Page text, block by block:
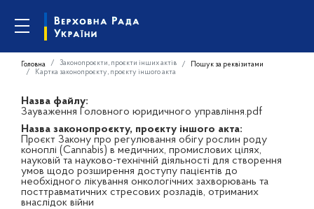
Головна Законопроєкти, проєкти інших актів
Пошук за реквізитами
Картка законопроєкту, проєкту іншого акта
Назва файлу:
Зауваження Головного юридичного управління.pdf
Назва законопроєкту, проєкту іншого акта:
Проєкт Закону про регулювання обігу рослин роду
коноплі (Cannabis) в медичних, промислових цілях,
науковій та науково-технічній діяльності для створення
умов щодо розширення доступу пацієнтів до
необхідного лікування онкологічних захворювань та
посттравматичних стресових розладів, отриманих
внаслідок війни